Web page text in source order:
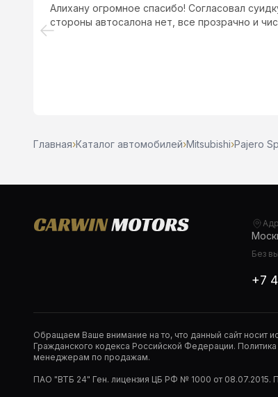
Алихану огромное спасибо! Согласовал
стороны автосалона нет, все прозрачно и
Главная›Каталог автомобилей›Mitsubishi›Pajero
Без
+7
Обращаем Ваше внимание на то, что данный сайт носит
Гражданского кодекса Российской Федерации.
менеджерам по продажам.
ПАО "ВТБ 24" Ген. лицензия ЦБ РФ № 1000 от 08.07.2015.